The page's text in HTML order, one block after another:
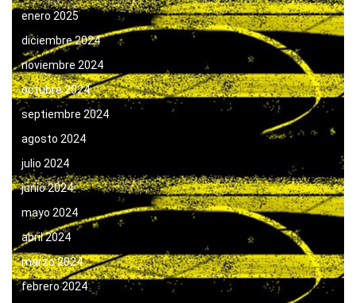
enero 2025
diciembre 2024
noviembre 2024
octubre 2024
septiembre 2024
agosto 2024
julio 2024
junio 2024
mayo 2024
abril 2024
marzo 2024
febrero 2024